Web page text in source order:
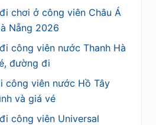
chơi ở công viên Châu Á
Nẵng 2026
công viên nước Thanh Hà
đường đi
công viên nước Hồ Tây
và giá vé
công viên Universal